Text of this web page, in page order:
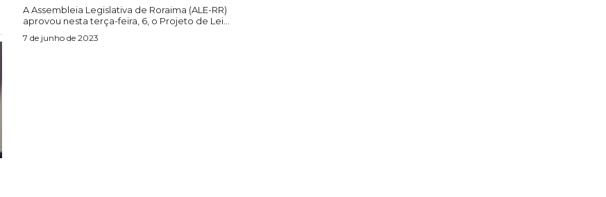
A Assembleia Legislativa de Roraima (ALE-RR)
aprovou nesta terça-feira, 6, o Projeto de Lei...
7 de junho de 2023